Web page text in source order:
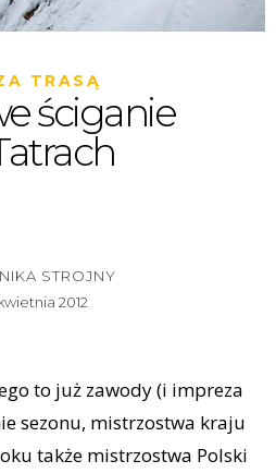
TRASĄ
ściganie
STROJNY
2012
to już zawody (i impreza
sezonu, mistrzostwa kraju
także mistrzostwa Polski